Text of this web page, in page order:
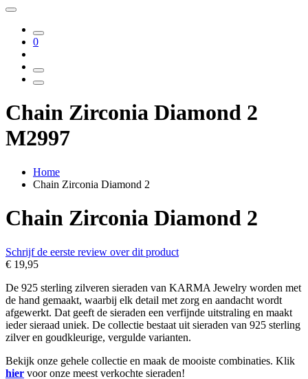
0
Chain Zirconia Diamond 2
M2997
Home
Chain Zirconia Diamond 2
Chain Zirconia Diamond 2
Schrijf de eerste review over dit product
€ 19,95
De 925 sterling zilveren sieraden van KARMA Jewelry worden met
de hand gemaakt, waarbij elk detail met zorg en aandacht wordt
afgewerkt. Dat geeft de sieraden een verfijnde uitstraling en maakt
ieder sieraad uniek. De collectie bestaat uit sieraden van 925 sterling
zilver en goudkleurige, vergulde varianten.
Bekijk onze gehele collectie en maak de mooiste combinaties. Klik
hier voor onze meest verkochte sieraden!